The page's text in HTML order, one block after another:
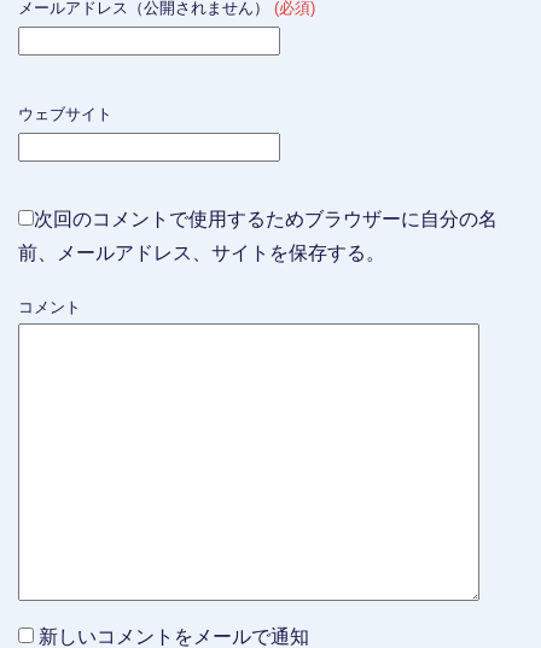
メールアドレス（公開されません） (必須)
ウェブサイト
次回のコメントで使用するためブラウザーに自分の名
前、メールアドレス、サイトを保存する。
コメント
新しいコメントをメールで通知